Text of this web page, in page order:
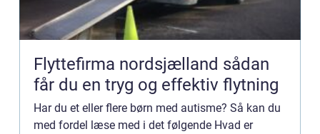
Flyttefirma nordsjælland sådan
får du en tryg og effektiv flytning
Har du et eller flere børn med autisme? Så kan du
med fordel læse med i det følgende Hvad er